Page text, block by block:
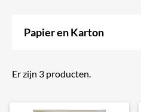
Papier en Karton
Er zijn 3 producten.